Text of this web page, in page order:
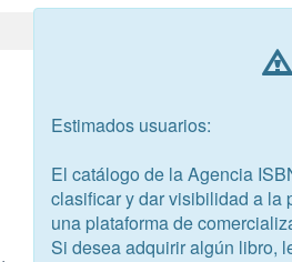
Estimados usuarios:
El catálogo de la Agencia
clasificar y dar visibilidad a la
una plataforma de
Si desea adquirir algún libro,